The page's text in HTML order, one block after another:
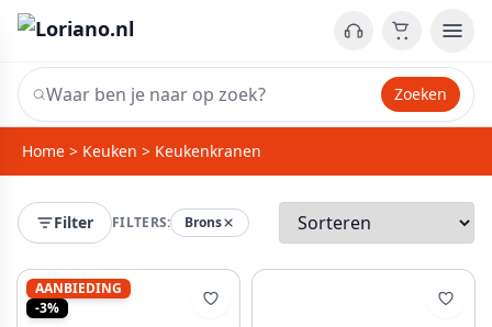
Zoeken
Home > Keuken > Keukenkranen
Filter FILTERS: Brons
AANBIEDING
-3%